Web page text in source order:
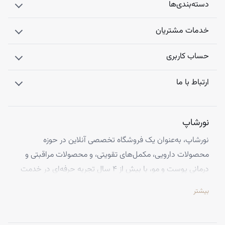
دسته‌بندی‌ها
خدمات مشتریان
حساب کاربری
ارتباط با ما
نورشاپ
نورشاپ، به‌عنوان یک فروشگاه تخصصی آنلاین در حوزه
محصولات دارویی، مکمل‌های تقویتی، و محصولات مراقبتی و
درمانی پوست و مو، با بیش از ۴ سال تجربه حرفه‌ای در خدمت
برندهای اروپایی تهیه کرده و اصالت کالاها را با ضمانت کامل
بیشتر